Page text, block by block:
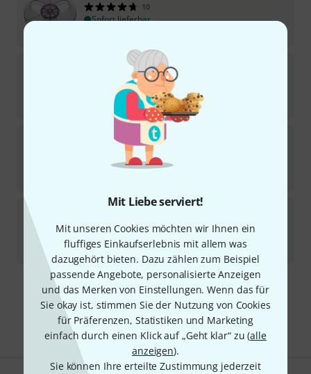
Mit Liebe serviert!
Mit unseren Cookies möchten wir Ihnen ein
fluffiges Einkaufserlebnis mit allem was
dazugehört bieten. Dazu zählen zum Beispiel
passende Angebote, personalisierte Anzeigen
und das Merken von Einstellungen. Wenn das für
Sie okay ist, stimmen Sie der Nutzung von Cookies
für Präferenzen, Statistiken und Marketing
einfach durch einen Klick auf „Geht klar“ zu (alle
anzeigen).
Sie können Ihre erteilte Zustimmung jederzeit
10
Sofort lieferbar
Leader Tape Red 1/2"
1
In 5–7 Wochen lieferbar
Leader Tape White 2"
Auf Anfrage
Leader Tape Red 2"
Auf Anfrage
139 €
Kostenloser Versand ab 29 €
Alle Preise inkl. MwSt.